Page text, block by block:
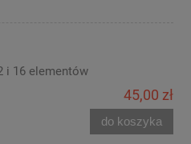
i 16 elementów
45,00 zł
do koszyka